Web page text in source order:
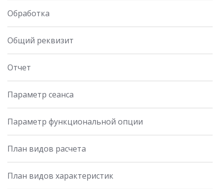
Обработка
Общий реквизит
Отчет
Параметр сеанса
Параметр функциональной опции
План видов расчета
План видов характеристик